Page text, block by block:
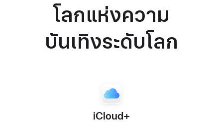
โลกแห่งความ
บันเทิงระดับโลก
iCloud+